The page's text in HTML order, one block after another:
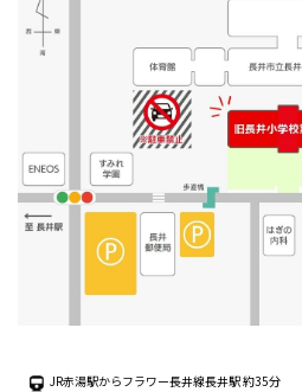
JR赤湯駅からフラワー長井線長井駅 約35分